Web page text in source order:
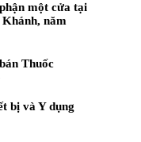
một cửa tại
năm
Thuốc
bị và Y dụng